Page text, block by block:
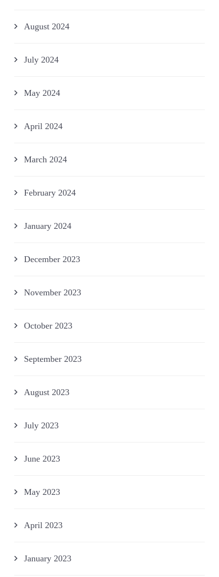
August 2024
July 2024
May 2024
April 2024
March 2024
February 2024
January 2024
December 2023
November 2023
October 2023
September 2023
August 2023
July 2023
June 2023
May 2023
April 2023
January 2023